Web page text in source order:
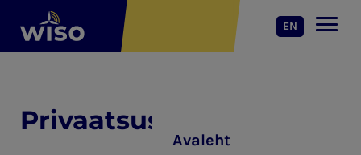
EN
Avaleht
Privaatsuspoliitika